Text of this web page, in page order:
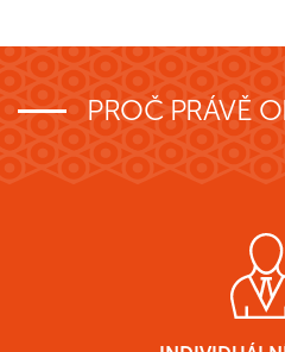
PROČ PRÁVĚ